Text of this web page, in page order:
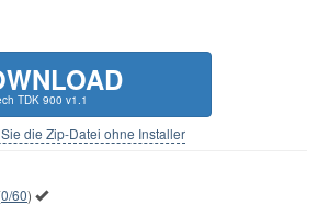
TDK 900 v1.1
die Zip-Datei ohne Installer
0/60)